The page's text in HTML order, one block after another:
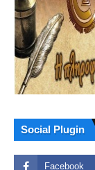
Social Plugin